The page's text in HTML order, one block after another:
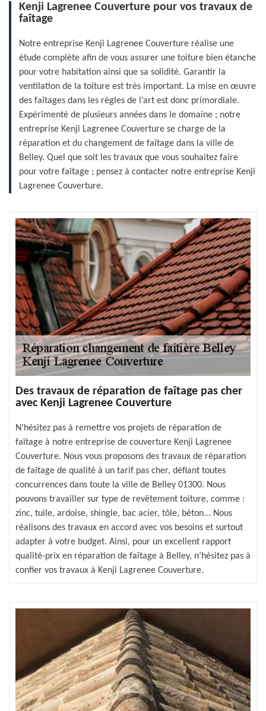
Kenji Lagrenee Couverture pour vos travaux de
faîtage
Notre entreprise Kenji Lagrenee Couverture réalise une
étude complète afin de vous assurer une toiture bien étanche
pour votre habitation ainsi que sa solidité. Garantir la
ventilation de la toiture est très important. La mise en œuvre
des faîtages dans les règles de l’art est donc primordiale.
Expérimenté de plusieurs années dans le domaine ; notre
entreprise Kenji Lagrenee Couverture se charge de la
réparation et du changement de faîtage dans la ville de
Belley. Quel que soit les travaux que vous souhaitez faire
pour votre faîtage ; pensez à contacter notre entreprise Kenji
Lagrenee Couverture.
Des travaux de réparation de faîtage pas cher
avec Kenji Lagrenee Couverture
N’hésitez pas à remettre vos projets de réparation de
faîtage à notre entreprise de couverture Kenji Lagrenee
Couverture. Nous vous proposons des travaux de réparation
de faîtage de qualité à un tarif pas cher, défiant toutes
concurrences dans toute la ville de Belley 01300. Nous
pouvons travailler sur type de revêtement toiture, comme :
zinc, tuile, ardoise, shingle, bac acier, tôle, béton... Nous
réalisons des travaux en accord avec vos besoins et surtout
adapter à votre budget. Ainsi, pour un excellent rapport
qualité-prix en réparation de faîtage à Belley, n’hésitez pas à
confier vos travaux à Kenji Lagrenee Couverture.